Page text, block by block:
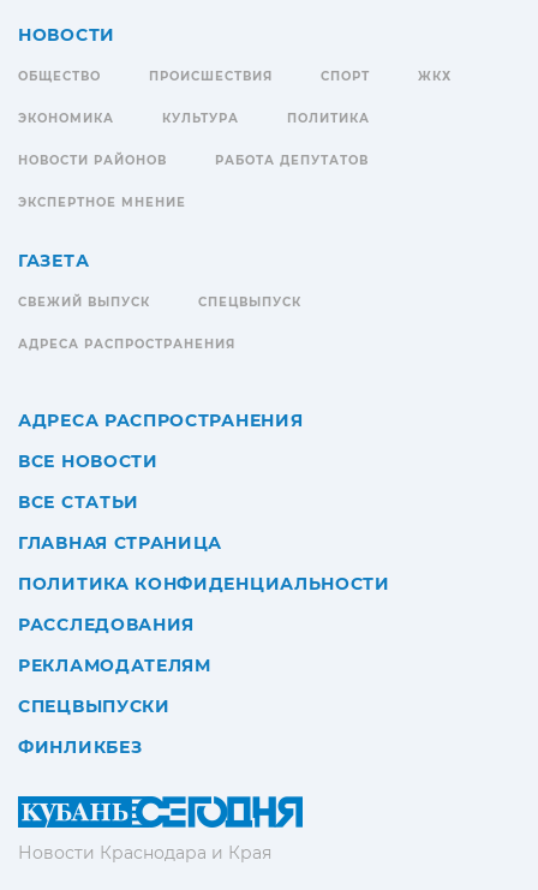
Новости Краснодара и Края
НОВОСТИ
ОБЩЕСТВО ПРОИСШЕСТВИЯ СПОРТ ЖКХ
ЭКОНОМИКА КУЛЬТУРА ПОЛИТИКА
НОВОСТИ РАЙОНОВ РАБОТА ДЕПУТАТОВ
ЭКСПЕРТНОЕ МНЕНИЕ
ГАЗЕТА
СВЕЖИЙ ВЫПУСК СПЕЦВЫПУСК
АДРЕСА РАСПРОСТРАНЕНИЯ
АДРЕСА РАСПРОСТРАНЕНИЯ
ВСЕ НОВОСТИ
ВСЕ СТАТЬИ
ГЛАВНАЯ СТРАНИЦА
ПОЛИТИКА КОНФИДЕНЦИАЛЬНОСТИ
РАССЛЕДОВАНИЯ
РЕКЛАМОДАТЕЛЯМ
СПЕЦВЫПУСКИ
ФИНЛИКБЕЗ